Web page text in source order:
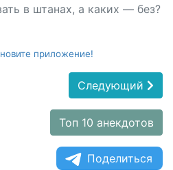
в штанах, а каких — без?
приложение!
Следующий
Топ 10 анекдотов
Поделиться